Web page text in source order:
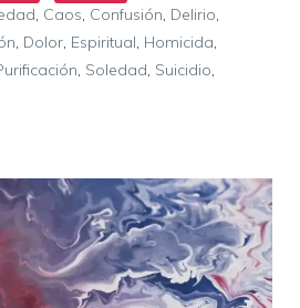
, Caos, Confusión, Delirio,
, Dolor, Espiritual, Homicida,
, Soledad, Suicidio,